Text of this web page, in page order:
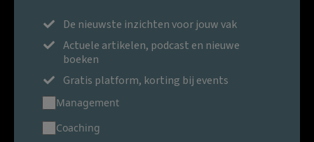
De nieuwste inzichten voor jouw vak
Actuele artikelen, podcast en nieuwe
boeken
Gratis platform, korting bij events
Management
Coaching